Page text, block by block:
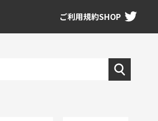
ご利用規約SHOP